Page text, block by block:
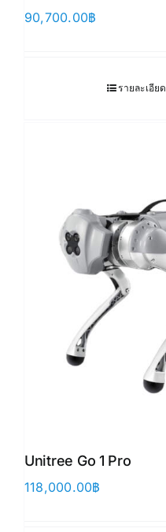
90,700.00฿
รายละเอียด
Unitree Go 1 Pro
118,000.00฿